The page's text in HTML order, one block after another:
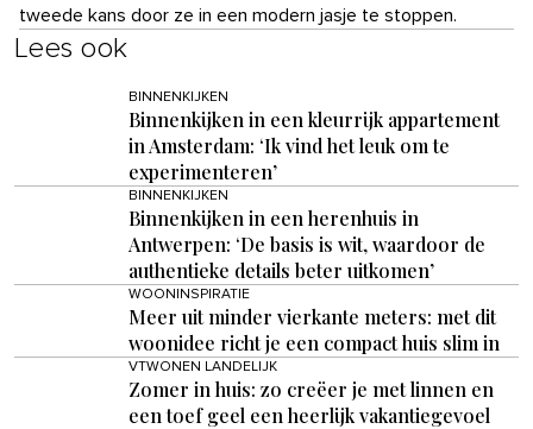
tweede kans door ze in een modern jasje te stoppen.
Lees ook
BINNENKIJKEN
Binnenkijken in een kleurrijk appartement
in Amsterdam: ‘Ik vind het leuk om te
experimenteren’
BINNENKIJKEN
Binnenkijken in een herenhuis in
Antwerpen: ‘De basis is wit, waardoor de
authentieke details beter uitkomen’
WOONINSPIRATIE
Meer uit minder vierkante meters: met dit
woonidee richt je een compact huis slim in
VTWONEN LANDELIJK
Zomer in huis: zo creëer je met linnen en
een toef geel een heerlijk vakantiegevoel